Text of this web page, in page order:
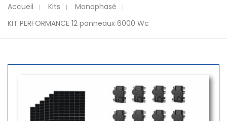
Accueil Kits
Monophasé
KIT PERFORMANCE 12 panneaux 6000 Wc